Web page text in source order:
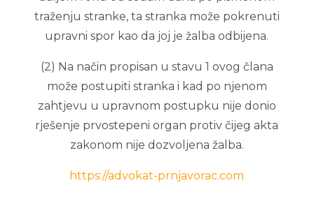
traženju stranke, ta stranka može pokrenuti
upravni spor kao da joj je žalba odbijena.
(2) Na način propisan u stavu 1 ovog člana
može postupiti stranka i kad po njenom
zahtjevu u upravnom postupku nije donio
rješenje prvostepeni organ protiv čijeg akta
zakonom nije dozvoljena žalba.
https://advokat-prnjavorac.com